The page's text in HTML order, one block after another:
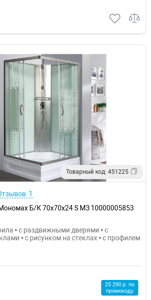
Товарный код: 451225
1
Б/К 70x70x24 S МЗ 10000005853
• с раздвижными дверями • с
• с рисунком на стеклах • с профилем
25 290 р. по
промокоду